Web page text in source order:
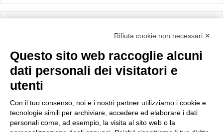
Importo netto (€):
Rifiuta cookie non necessari ✕
Questo sito web raccoglie alcuni
dati personali dei visitatori e
utenti
Con il tuo consenso, noi e i nostri partner utilizziamo i cookie e
tecnologie simili per archiviare, accedere ed elaborare i dati
personali come, ad esempio, la visita al sito web o la